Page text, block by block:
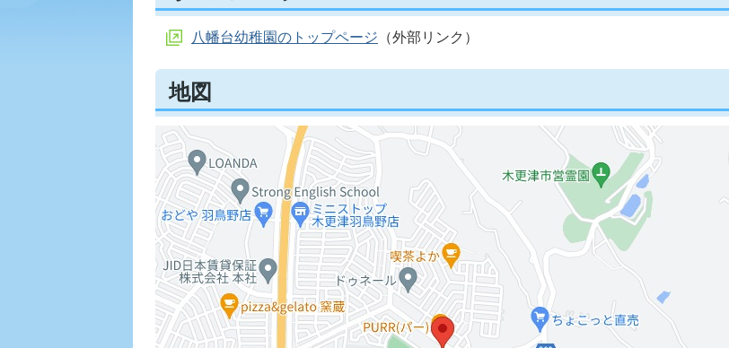
八幡台幼稚園のトップページ （外部リンク）
地図